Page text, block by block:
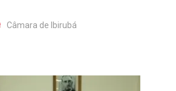
Câmara de Ibirubá